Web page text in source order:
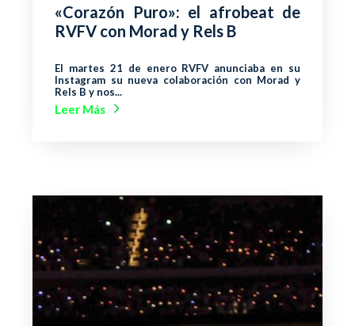
«Corazón Puro»: el afrobeat de
RVFV con Morad y Rels B
El martes 21 de enero RVFV anunciaba en su
Instagram su nueva colaboración con Morad y
Rels B y nos...
Leer Más